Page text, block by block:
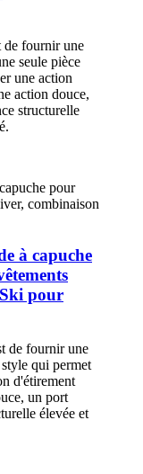
fournir une
seule pièce
une action
action douce,
structurelle
à capuche
pour
de fournir une
qui permet
d'étirement
un port
élevée et